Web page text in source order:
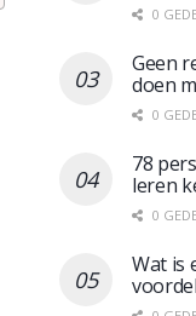
0
Geen
doen
0
78
leren
0
Wat is